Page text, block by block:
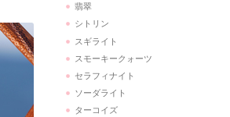
翡翠
シトリン
スギライト
スモーキークォーツ
セラフィナイト
ソーダライト
ターコイズ